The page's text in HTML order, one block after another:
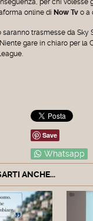
online di Now Tv o a
trasmesse da Sky
gare in chiaro per la
Save
Whatsapp
ANCHE...